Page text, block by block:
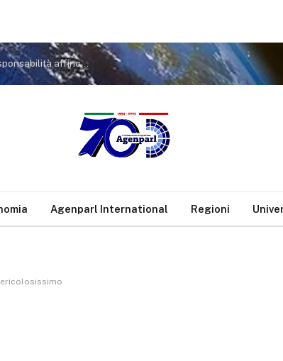
Strage Marcinelle. Testa (FDI): trasformare memoria in responsabilità affinché tragedia simile non accada più
Agenparl International Regioni